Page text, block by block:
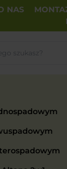
NAS